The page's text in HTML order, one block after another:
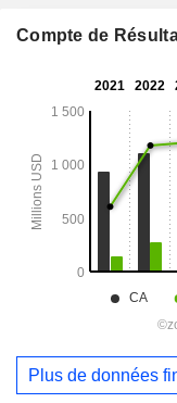
Compte de
Plus de données